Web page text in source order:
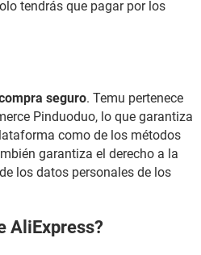
tendrás que pagar por los
seguro. Temu pertenece
Pinduoduo, lo que garantiza
como de los métodos
garantiza el derecho a la
los datos personales de los
AliExpress?